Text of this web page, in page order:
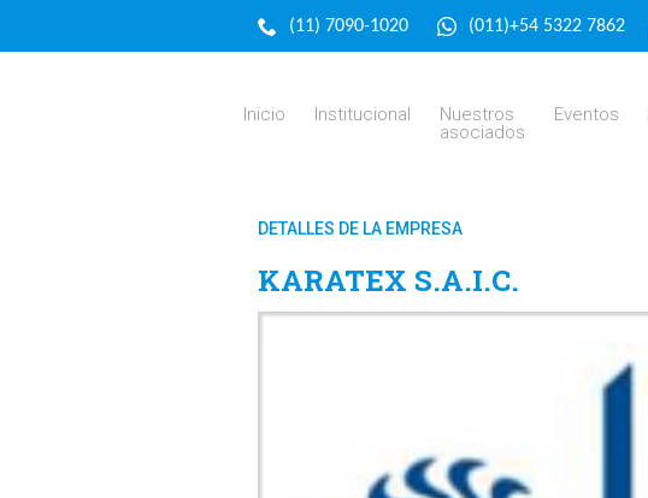
(11) 7090-1020 (011)+54 5322 7862
Inicio Institucional
Nuestros
asociados
Eventos
DETALLES DE LA EMPRESA
KARATEX S.A.I.C.